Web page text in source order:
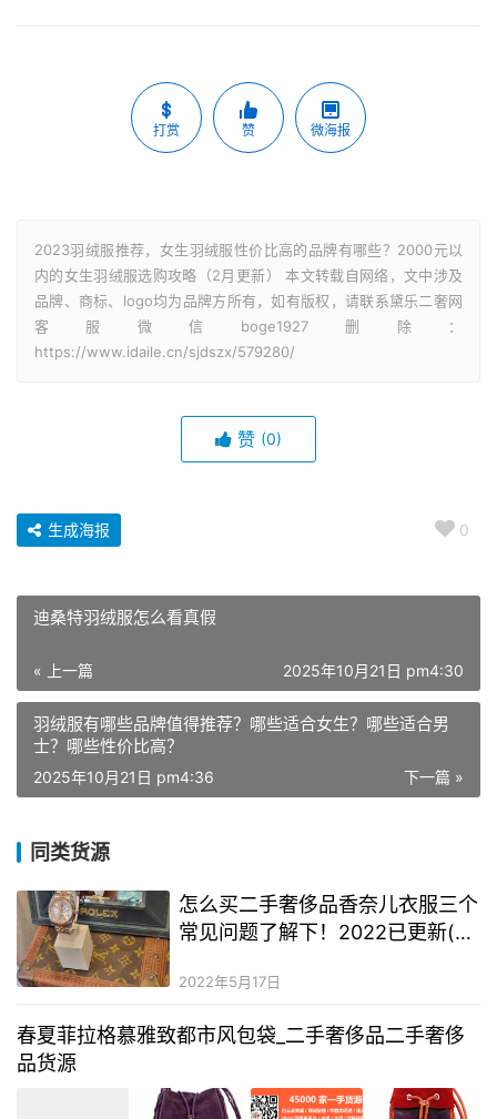
打赏 赞 微海报
2023羽绒服推荐，女生羽绒服性价比高的品牌有哪些？2000元以
内的女生羽绒服选购攻略（2月更新） 本文转载自网络，文中涉及
品牌、商标、logo均为品牌方所有，如有版权，请联系黛乐二奢网
客服微信boge1927删除：
https://www.idaile.cn/sjdszx/579280/
赞 (0)
0
生成海报
迪桑特羽绒服怎么看真假
« 上一篇 2025年10月21日 pm4:30
羽绒服有哪些品牌值得推荐？哪些适合女生？哪些适合男
士？哪些性价比高？
下一篇 »
2025年10月21日 pm4:36
同类货源
怎么买二手奢侈品香奈儿衣服三个
常见问题了解下！2022已更新(今
2022年5月17日
春夏菲拉格慕雅致都市风包袋_二手奢侈品二手奢侈
品货源